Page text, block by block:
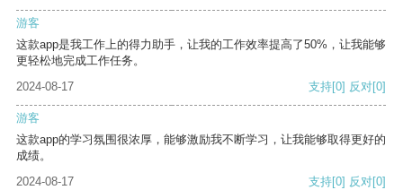
游客
这款app是我工作上的得力助手，让我的工作效率提高了50%，让我能够
更轻松地完成工作任务。
2024-08-17
支持[0] 反对[0]
游客
这款app的学习氛围很浓厚，能够激励我不断学习，让我能够取得更好的
成绩。
2024-08-17
支持[0] 反对[0]